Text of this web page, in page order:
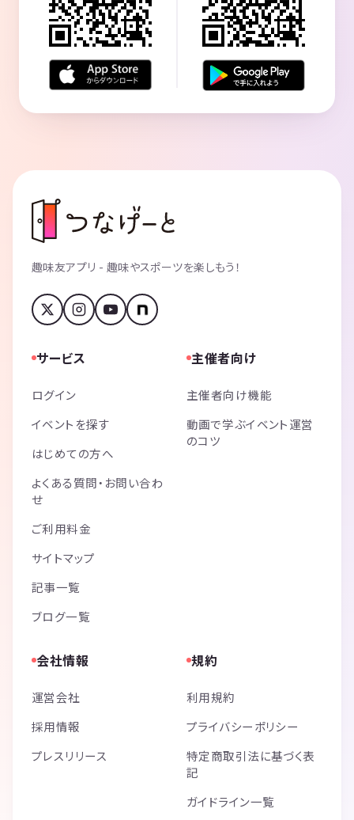
趣味友アプリ - 趣味やスポーツを楽しもう！
サービス
ログイン
イベントを探す
はじめての方へ
よくある質問・お問い合わ
せ
ご利用料金
サイトマップ
記事一覧
ブログ一覧
主催者向け
主催者向け機能
動画で学ぶイベント運営
のコツ
会社情報
運営会社
採用情報
プレスリリース
規約
利用規約
プライバシーポリシー
特定商取引法に基づく表
記
ガイドライン一覧